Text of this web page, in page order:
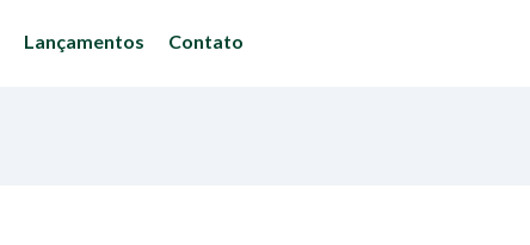
Lançamentos Contato